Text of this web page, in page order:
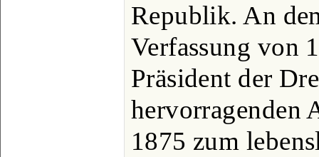
Republik. An
Verfassung von
Präsident der
hervorragenden
1875 zum